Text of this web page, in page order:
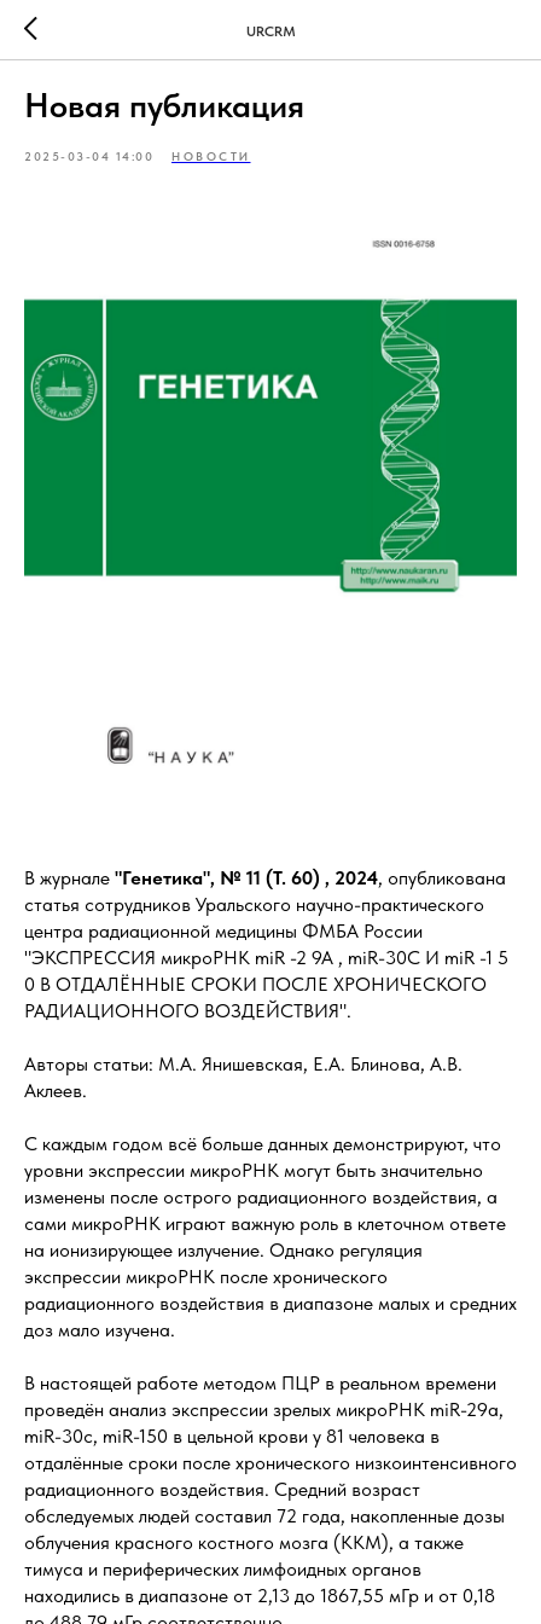
URCRM
Новая публикация
2025-03-04 14:00 НОВОСТИ
В журнале "Генетика", № 11 (Т. 60) , 2024, опубликована
статья сотрудников Уральского научно-практического
центра радиационной медицины ФМБА России
"ЭКСПРЕССИЯ микроРНК miR -2 9A , miR-30C И miR -1 5
0 В ОТДАЛЁННЫЕ СРОКИ ПОСЛЕ ХРОНИЧЕСКОГО
РАДИАЦИОННОГО ВОЗДЕЙСТВИЯ".
Авторы статьи: М.А. Янишевская, Е.А. Блинова, А.В.
Аклеев.
С каждым годом всё больше данных демонстрируют, что
уровни экспрессии микроРНК могут быть значительно
изменены после острого радиационного воздействия, а
сами микроРНК играют важную роль в клеточном ответе
на ионизирующее излучение. Однако регуляция
экспрессии микроРНК после хронического
радиационного воздействия в диапазоне малых и средних
доз мало изучена.
В настоящей работе методом ПЦР в реальном времени
проведён анализ экспрессии зрелых микроРНК miR-29a,
miR-30c, miR-150 в цельной крови у 81 человека в
отдалённые сроки после хронического низкоинтенсивного
радиационного воздействия. Средний возраст
обследуемых людей составил 72 года, накопленные дозы
облучения красного костного мозга (ККМ), а также
тимуса и периферических лимфоидных органов
находились в диапазоне от 2,13 до 1867,55 мГр и от 0,18